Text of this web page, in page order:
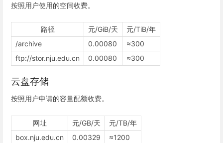
按照用户使用的空间收费。
路径 元/GiB/天
元/TiB/年
/archive
0.00080
≈300
ftp://stor.nju.edu.cn
0.00080 ≈300
云盘存储
按照用户申请的容量配额收费。
网址 元/GB/天
元/TB/年
box.nju.edu.cn
0.00329 ≈1200